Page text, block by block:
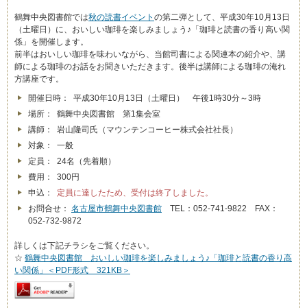
鶴舞中央図書館では秋の読書イベント の第二弾として、平成30年10月13日
（土曜日）に、おいしい珈琲を楽しみましょう♪「珈琲と読書の香り高い関
係」を開催します。
前半はおいしい珈琲を味わいながら、当館司書による関連本の紹介や、講
師による珈琲のお話をお聞きいただきます。後半は講師による珈琲の淹れ
方講座です。
開催日時： 平成30年10月13日（土曜日） 午後1時30分～3時
場所： 鶴舞中央図書館 第1集会室
講師： 岩山隆司氏（マウンテンコーヒー株式会社社長）
対象： 一般
定員： 24名（先着順）
費用： 300円
申込： 定員に達したため、受付は終了しました。
お問合せ： 名古屋市鶴舞中央図書館 TEL：052-741-9822 FAX：
052-732-9872
詳しくは下記チラシをご覧ください。
☆ 鶴舞中央図書館 おいしい珈琲を楽しみましょう♪「珈琲と読書の香り高
い関係」＜PDF形式 321KB＞